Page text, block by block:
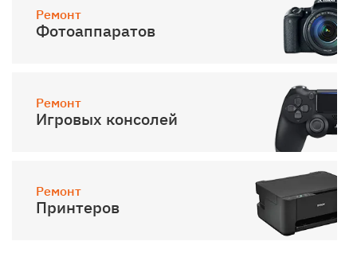
Ремонт
Фотоаппаратов
Ремонт
Игровых консолей
Ремонт
Принтеров